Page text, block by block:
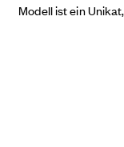
Modell ist ein